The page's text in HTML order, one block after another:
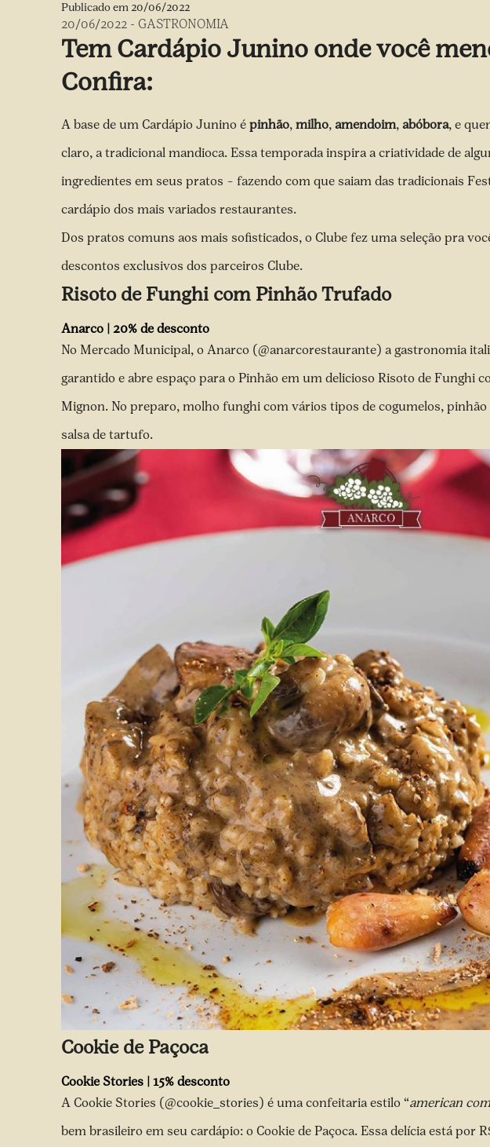
Publicado em20/06/2022
20/06/2022 - GASTRONOMIA
Tem Cardápio Junino onde você
Confira:
A base de um Cardápio Junino é pinhão, milho, amendoim, abóbora, e
claro, a tradicional mandioca. Essa temporada inspira a criatividade de
ingredientes em seus pratos – fazendo com que saiam das tradicionais
cardápio dos mais variados restaurantes.
Dos pratos comuns aos mais sofisticados, o Clube fez uma seleção pra
descontos exclusivos dos parceiros Clube.
Risoto de Funghi com Pinhão Trufado
Anarco | 20% de desconto
No Mercado Municipal, o Anarco (@anarcorestaurante) a gastronomia
garantido e abre espaço para o Pinhão em um delicioso Risoto de Funghi
Mignon. No preparo, molho funghi com vários tipos de cogumelos,
salsa de tartufo.
Cookie de Paçoca
Cookie Stories | 15% desconto
A Cookie Stories (@cookie_stories) é uma confeitaria estilo “american
bem brasileiro em seu cardápio: o Cookie de Paçoca. Essa delícia está por